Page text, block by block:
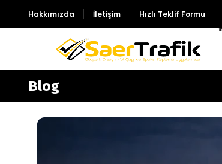
Hakkımızda İletişim Hızlı Teklif Formu
Blog